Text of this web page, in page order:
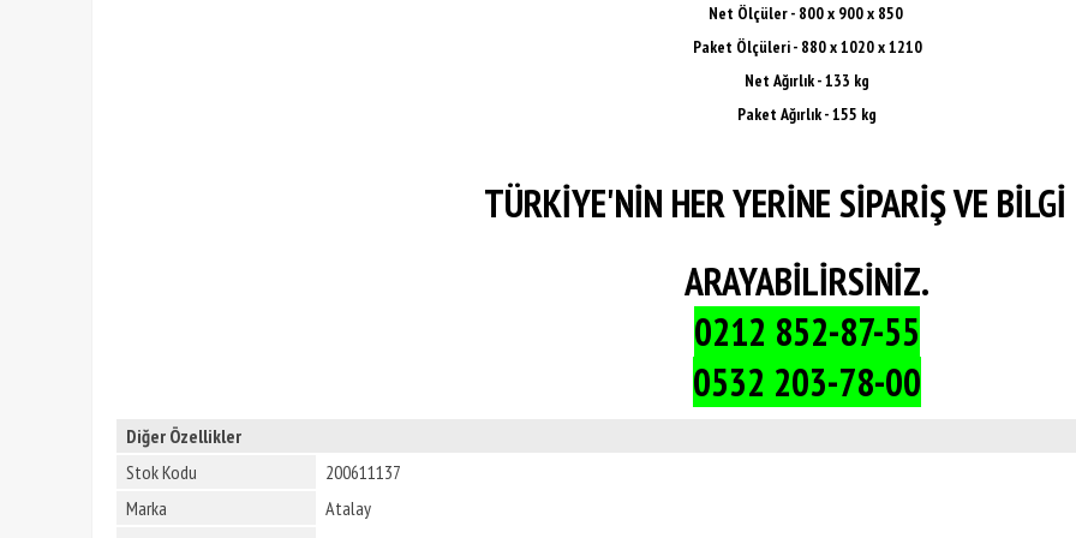
Net Ölçüler - 800 x 900 x 850
Paket Ölçüleri - 880 x 1020 x 1210
Net Ağırlık - 133 kg
Paket Ağırlık - 155 kg
TÜRKİYE'NİN HER YERİNE SİPARİŞ VE
ARAYABİLİRSİNİZ.
0212 852-87-55
0532 203-78-00
Diğer Özellikler
Stok Kodu
200611137
Marka
Atalay